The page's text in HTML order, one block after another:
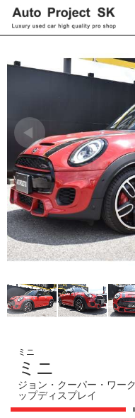
HOME> 在庫一覧> ミニジョン・ク
ップディスプレイ
ミニ
ミニ
ジョン・クーパー・ワー
ップディスプレイ